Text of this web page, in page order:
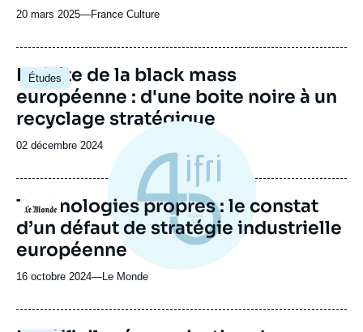
20 mars 2025—Nom
journal,
ou
émission
France Culture
Études
Image
principale
La fuite de la black mass
européenne : d'une boite noire à un
recyclage stratégique
Date
publication
02 décembre 2024
Logo
Technologies propres : le constat
d’un défaut de stratégie industrielle
européenne
16 octobre 2024—Nom
journal,
Le Monde